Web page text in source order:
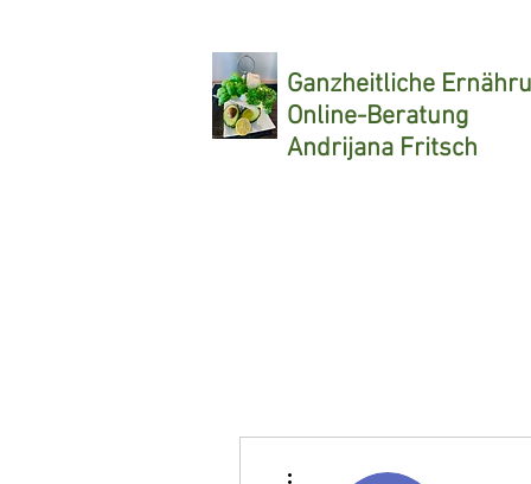
Ganzheitliche
Online-Beratung
Andrijana Fritsch